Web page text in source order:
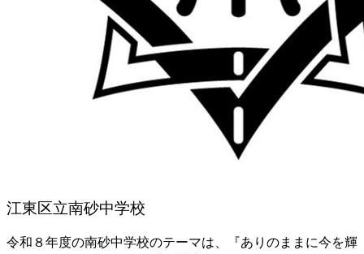
江東区立南砂中学校
令和８年度の南砂中学校のテーマは、『ありのままに今を輝